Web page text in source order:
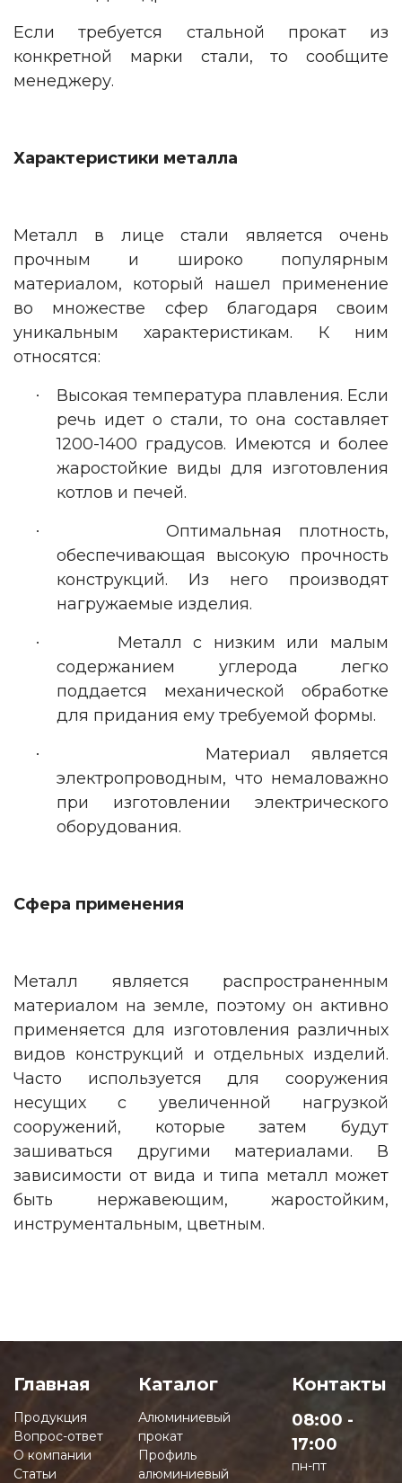
Если требуется стальной прокат из
конкретной марки стали, то сообщите
менеджеру.
Характеристики металла
Металл в лице стали является очень
прочным и широко популярным
материалом, который нашел применение
во множестве сфер благодаря своим
уникальным характеристикам. К ним
относятся:
·
Высокая температура плавления. Если
речь идет о стали, то она составляет
1200-1400 градусов. Имеются и более
жаростойкие виды для изготовления
котлов и печей.
·
Оптимальная плотность,
обеспечивающая высокую прочность
конструкций. Из него производят
нагружаемые изделия.
·
Металл с низким или малым
содержанием углерода легко
поддается механической обработке
для придания ему требуемой формы.
·
Материал является
электропроводным, что немаловажно
при изготовлении электрического
оборудования.
Сфера применения
Металл является распространенным
материалом на земле, поэтому он активно
применяется для изготовления различных
видов конструкций и отдельных изделий.
Часто используется для сооружения
несущих с увеличенной нагрузкой
сооружений, которые затем будут
зашиваться другими материалами. В
зависимости от вида и типа металл может
быть нержавеющим, жаростойким,
инструментальным, цветным.
Главная
Продукция
Вопрос-ответ
О компании
Статьи
Каталог
Алюминиевый
прокат
Профиль
алюминиевый
Контакты
08:00 -
17:00
пн-пт